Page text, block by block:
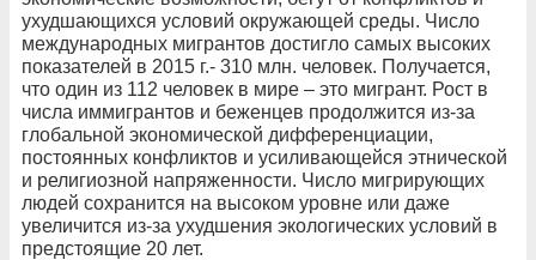
ухудшающихся условий окружающей среды. Число
международных мигрантов достигло самых высоких
показателей в 2015 г.- 310 млн. человек. Получается,
что один из 112 человек в мире – это мигрант. Рост в
числа иммигрантов и беженцев продолжится из-за
глобальной экономической дифференциации,
постоянных конфликтов и усиливающейся этнической
и религиозной напряженности. Число мигрирующих
людей сохранится на высоком уровне или даже
увеличится из-за ухудшения экологических условий в
предстоящие 20 лет.